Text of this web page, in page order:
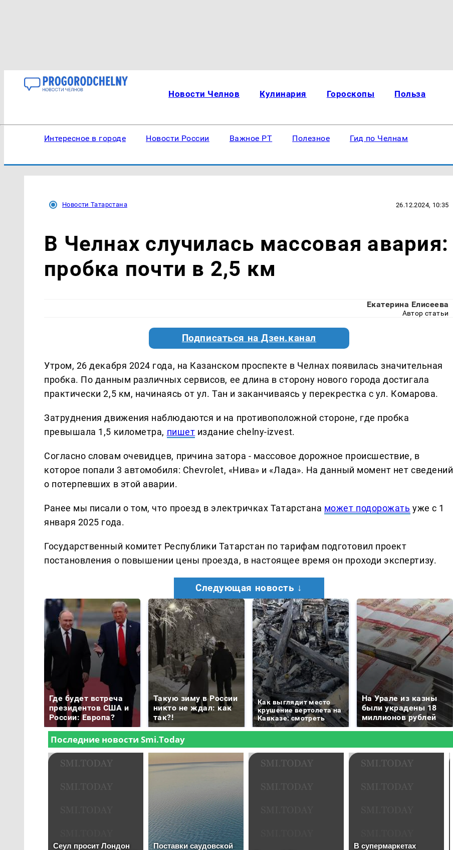
Новости Челнов Кулинария Гороскопы Польза
Интересное в городе Новости России Важное РТ Полезное Гид по Челнам
Новости Татарстана 26.12.2024, 10:35
В Челнах случилась массовая авария:
пробка почти в 2,5 км
Екатерина Елисеева
Автор статьи
Подписаться на Дзен.канал
Утром, 26 декабря 2024 года, на Казанском проспекте в Челнах появилась значительная
пробка. По данным различных сервисов, ее длина в сторону нового города достигала
практически 2,5 км, начинаясь от ул. Тан и заканчиваясь у перекрестка с ул. Комарова.
Затруднения движения наблюдаются и на противоположной стороне, где пробка
превышала 1,5 километра, пишет издание chelny-izvest.
Согласно словам очевидцев, причина затора - массовое дорожное происшествие, в
которое попали 3 автомобиля: Chevrolet, «Нива» и «Лада». На данный момент нет сведений
о потерпевших в этой аварии.
Ранее мы писали о том, что проезд в электричках Татарстана может подорожать уже с 1
января 2025 года.
Государственный комитет Республики Татарстан по тарифам подготовил проект
постановления о повышении цены проезда, в настоящее время он проходи экспертизу.
Следующая новость ↓
Где будет встреча
президентов США и
России: Европа?
Такую зиму в России
никто не ждал: как
так?!
Как выглядит место
крушение вертолета на
Кавказе: смотреть
На Урале из казны
были украдены 18
миллионов рублей